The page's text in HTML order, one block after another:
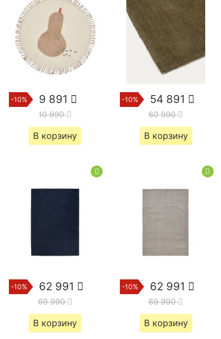
-10% 9 891
10 990
В корзину
-10% 54 891
60 990
В корзину
-10% 62 991
69 990
В корзину
-10% 62 991
69 990
В корзину